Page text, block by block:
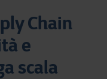
Chain
e
scala